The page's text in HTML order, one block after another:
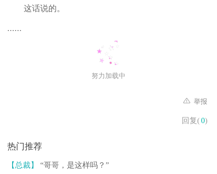
这话说的。
......
努力加载中
举报
回复(0)
热门推荐
【总裁】
“哥哥，是这样吗？”